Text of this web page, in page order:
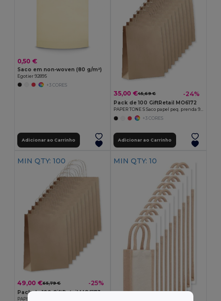
0,50 €
Saco em non-woven (80 g/m²)
Egotier 92895
+3 CORES
Adicionar ao Carrinho
35,00 €45,69 € -24%
Pack de 100 GiftRetail MO6172
PAPER TONE S Saco papel peq. prenda 90g/m²
+3 CORES
Adicionar ao Carrinho
MIN QTY: 100
49,00 €65,79 € -25%
Pack de 100 GiftRetail MO6173
MIN QTY: 10